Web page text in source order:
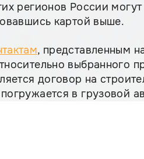
регионов России
картой выше.
, представленным
выбранного
договор на
в грузовой